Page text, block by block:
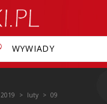
WYWIADY
2019 luty 09